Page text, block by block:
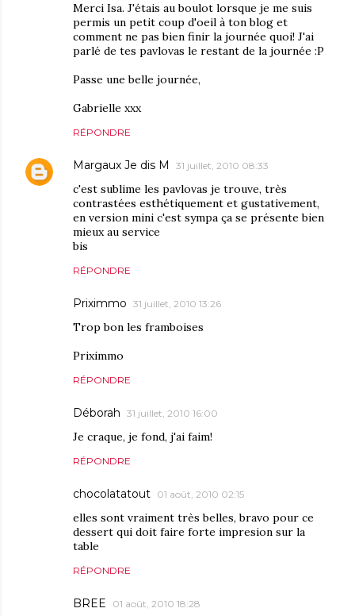
Merci Isa. J'étais au boulot lorsque je me suis
permis un petit coup d'oeil à ton blog et
comment ne pas bien finir la journée quoi! J'ai
parlé de tes pavlovas le restant de la journée :P
Passe une belle journée,
Gabrielle xxx
RÉPONDRE
Margaux Je dis M 31 juillet, 2010 08:33
c'est sublime les pavlovas je trouve, très
contrastées esthétiquement et gustativement,
en version mini c'est sympa ça se présente bien
mieux au service
bis
RÉPONDRE
Priximmo 31 juillet, 2010 13:26
Trop bon les framboises
Priximmo
RÉPONDRE
Déborah 31 juillet, 2010 16:00
Je craque, je fond, j'ai faim!
RÉPONDRE
chocolatatout 01 août, 2010 02:15
elles sont vraiment très belles, bravo pour ce
dessert qui doit faire forte impresion sur la
table
RÉPONDRE
BREE 01 août, 2010 18:28